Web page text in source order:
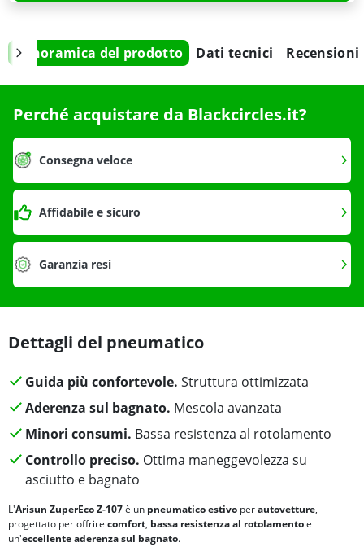
Panoramica del prodotto Dati tecnici Recensioni
Perché acquistare da Blackcircles.it?
Consegna veloce
Affidabile e sicuro
Garanzia resi
Dettagli del pneumatico
Guida più confortevole. Struttura ottimizzata
Aderenza sul bagnato. Mescola avanzata
Minori consumi. Bassa resistenza al rotolamento
Controllo preciso. Ottima maneggevolezza su
asciutto e bagnato
L'Arisun ZuperEco Z-107è un pneumatico estivo perautovetture,
progettato per offrire comfort, bassa resistenza al rotolamentoe
un'eccellenteaderenza sul bagnato.